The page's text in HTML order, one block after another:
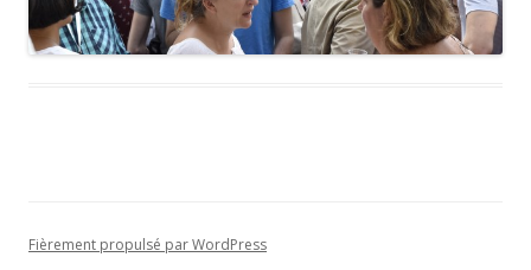
Fièrement propulsé par WordPress